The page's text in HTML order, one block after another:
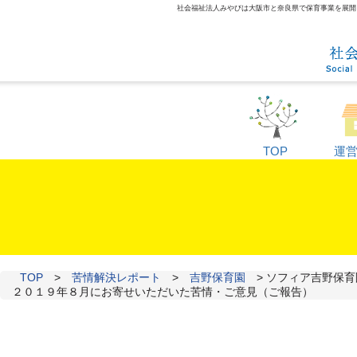
社会福祉法人みやびは大阪市と奈良県で保育事業を展
TOP 運
TOP > 苦情解決レポート > 吉野保育園 > ソフィア吉野保
２０１９年８月にお寄せいただいた苦情・ご意見（ご報告）